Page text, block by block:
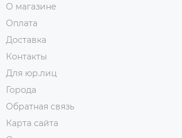
О магазине
Оплата
Доставка
Контакты
Для юр.лиц
Города
Обратная связь
Карта сайта